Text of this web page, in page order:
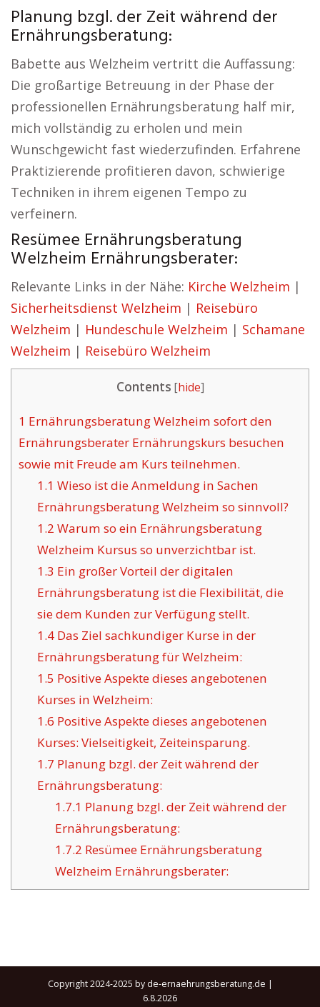
Planung bzgl. der Zeit während der
Ernährungsberatung:
Babette aus Welzheim vertritt die Auffassung:
Die großartige Betreuung in der Phase der
professionellen Ernährungsberatung half mir,
mich vollständig zu erholen und mein
Wunschgewicht fast wiederzufinden. Erfahrene
Praktizierende profitieren davon, schwierige
Techniken in ihrem eigenen Tempo zu
verfeinern.
Resümee Ernährungsberatung
Welzheim Ernährungsberater:
Relevante Links in der Nähe: Kirche Welzheim |
Sicherheitsdienst Welzheim | Reisebüro
Welzheim | Hundeschule Welzheim | Schamane
Welzheim | Reisebüro Welzheim
Contents [hide]
1 Ernährungsberatung Welzheim sofort den
Ernährungsberater Ernährungskurs besuchen
sowie mit Freude am Kurs teilnehmen.
1.1 Wieso ist die Anmeldung in Sachen
Ernährungsberatung Welzheim so sinnvoll?
1.2 Warum so ein Ernährungsberatung
Welzheim Kursus so unverzichtbar ist.
1.3 Ein großer Vorteil der digitalen
Ernährungsberatung ist die Flexibilität, die
sie dem Kunden zur Verfügung stellt.
1.4Das Ziel sachkundiger Kurse in der
Ernährungsberatung für Welzheim:
1.5 Positive Aspekte dieses angebotenen
Kurses in Welzheim:
1.6 Positive Aspekte dieses angebotenen
Kurses: Vielseitigkeit, Zeiteinsparung.
1.7 Planung bzgl. der Zeit während der
Ernährungsberatung:
1.7.1 Planung bzgl. der Zeit während der
Ernährungsberatung:
1.7.2 Resümee Ernährungsberatung
Welzheim Ernährungsberater:
Copyright 2024-2025 by de-ernaehrungsberatung.de |
6.8.2026